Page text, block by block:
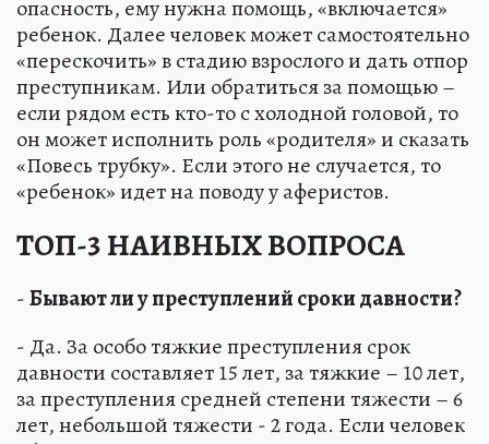
опасность, ему нужна помощь, «включается»
ребенок. Далее человек может самостоятельно
«перескочить» в стадию взрослого и дать отпор
преступникам. Или обратиться за помощью –
если рядом есть кто-то с холодной головой, то
он может исполнить роль «родителя» и сказать
«Повесь трубку». Если этого не случается, то
«ребенок» идет на поводу у аферистов.
ТОП-3 НАИВНЫХ ВОПРОСА
-Бывают ли у преступлений сроки давности?
- Да. За особо тяжкие преступления срок
давности составляет 15 лет, за тяжкие – 10 лет,
за преступления средней степени тяжести – 6
лет, небольшой тяжести - 2 года. Если человек